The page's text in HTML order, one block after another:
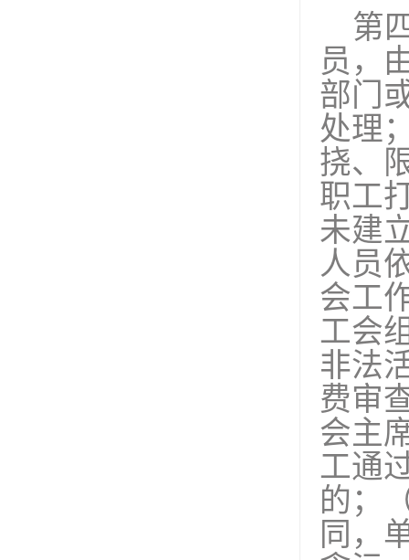
第
员，
部门
处理
挠、
职工
未建
人员
会工
工会
非法
费审
会主
工通
的；
同，